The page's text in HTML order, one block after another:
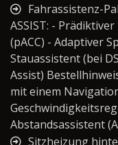
Fahrassistenz-
ASSIST: -
(pACC) - Adaptiver
Stauassistent (bei
Assist)
mit einem
Abstandsassistent
Sitzheizung